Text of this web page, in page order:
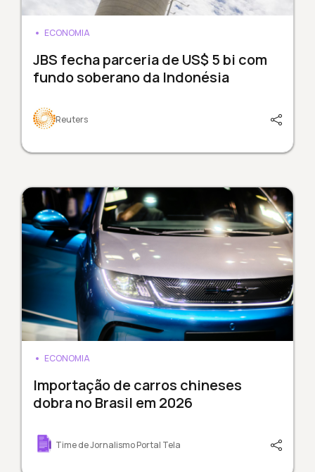
ECONOMIA
JBS fecha parceria de US$ 5 bi com
fundo soberano da Indonésia
Reuters
ECONOMIA
Importação de carros chineses
dobra no Brasil em 2026
Time de Jornalismo Portal Tela